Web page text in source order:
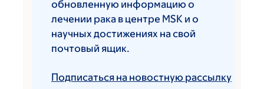
обновленную информацию о
лечении рака в центре MSK и о
научных достижениях на свой
почтовый ящик.
Подписаться на новостную рассылку